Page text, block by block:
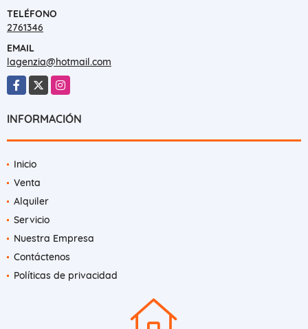
TELÉFONO
2761346
EMAIL
lagenzia@hotmail.com
Facebook
X Instagram
INFORMACIÓN
Inicio
Venta
Alquiler
Servicio
Nuestra Empresa
Contáctenos
Políticas de privacidad